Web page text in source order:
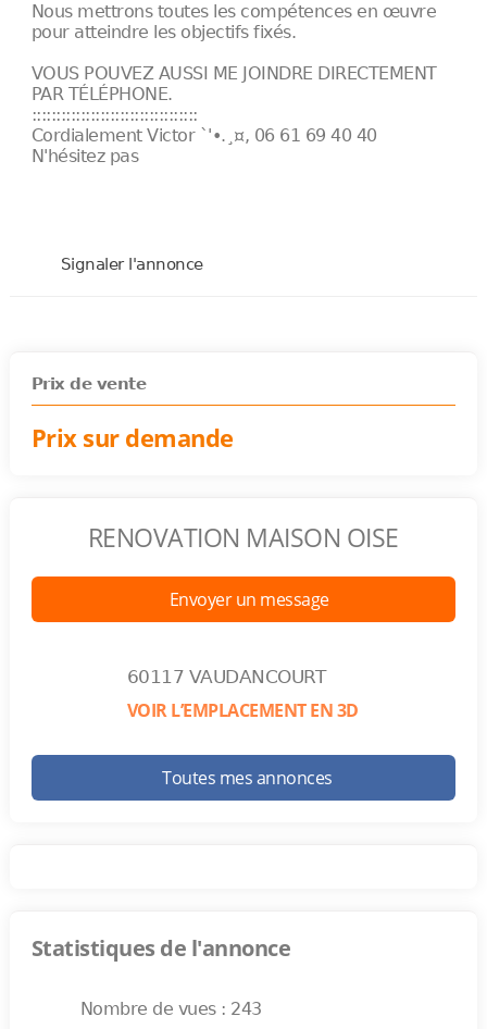
Nous mettrons toutes les compétences en œuvre
pour atteindre les objectifs fixés.
VOUS POUVEZ AUSSI ME JOINDRE DIRECTEMENT
PAR TÉLÉPHONE.
::::::::::::::::::::::::::::::::::
Cordialement Victor `'•.¸¤, 06 61 69 40 40
N'hésitez pas
Signaler l'annonce
Prix de vente
Prix sur demande
RENOVATION MAISON OISE
Envoyer un message
60117 VAUDANCOURT
VOIR L’EMPLACEMENT EN 3D
Toutes mes annonces
Statistiques de l'annonce
Nombre de vues : 243